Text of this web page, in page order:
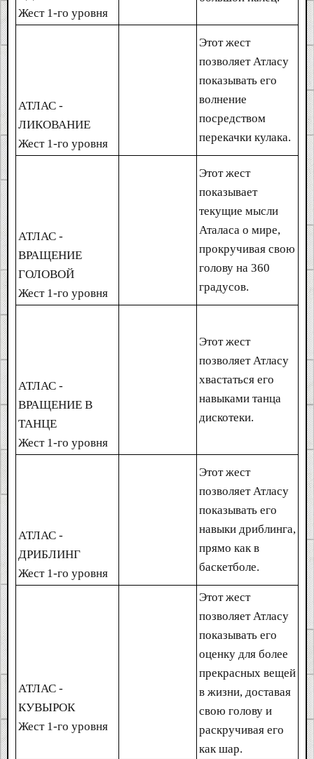
Жест 1-го уровня
АТЛАС -
ЛИКОВАНИЕ
Жест 1-го уровня
Этот жест
позволяет Атласу
показывать его
волнение
посредством
перекачки кулака.
АТЛАС -
ВРАЩЕНИЕ
ГОЛОВОЙ
Жест 1-го уровня
Этот жест
показывает
текущие мысли
Аталаса о мире,
прокручивая свою
голову на 360
градусов.
АТЛАС -
ВРАЩЕНИЕ В
ТАНЦЕ
Жест 1-го уровня
Этот жест
позволяет Атласу
хвастаться его
навыками танца
дискотеки.
АТЛАС -
ДРИБЛИНГ
Жест 1-го уровня
Этот жест
позволяет Атласу
показывать его
навыки дриблинга,
прямо как в
баскетболе.
АТЛАС -
КУВЫРОК
Жест 1-го уровня
Этот жест
позволяет Атласу
показывать его
оценку для более
прекрасных вещей
в жизни, доставая
свою голову и
раскручивая его
как шар.